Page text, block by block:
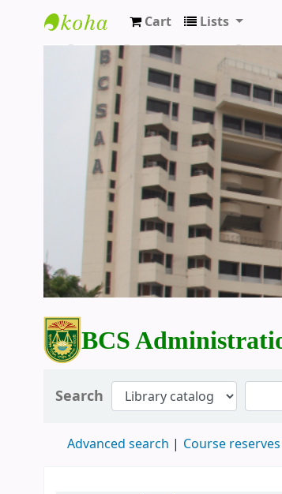
BCS Administration Academy
Cart Lists
BCS
Search
Advanced search Course reserves